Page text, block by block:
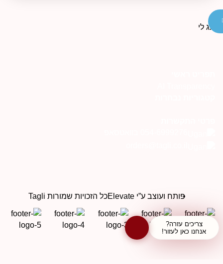
פותח ועוצב ע”י Elevate כל הזכויות שמורות Tagli
צריכים עזרה?
אנחנו כאן לעזור!